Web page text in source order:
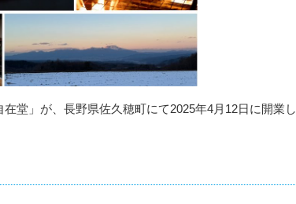
堂」が、長野県佐久穂町にて2025年4月12日に開業し